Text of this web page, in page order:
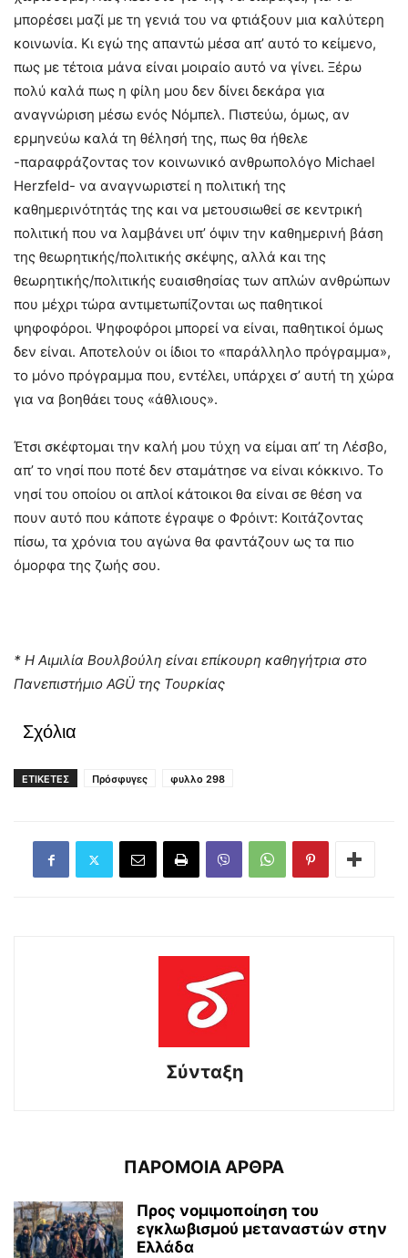
μπορέσει μαζί με τη γενιά του να φτιάξουν μια καλύτερη
κοινωνία. Κι εγώ της απαντώ μέσα απ’ αυτό το κείμενο,
πως με τέτοια μάνα είναι μοιραίο αυτό να γίνει. Ξέρω
πολύ καλά πως η φίλη μου δεν δίνει δεκάρα για
αναγνώριση μέσω ενός Νόμπελ. Πιστεύω, όμως, αν
ερμηνεύω καλά τη θέλησή της, πως θα ήθελε
-παραφράζοντας τον κοινωνικό ανθρωπολόγο Michael
Herzfeld- να αναγνωριστεί η πολιτική της
καθημερινότητάς της και να μετουσιωθεί σε κεντρική
πολιτική που να λαμβάνει υπ’ όψιν την καθημερινή βάση
της θεωρητικής/πολιτικής σκέψης, αλλά και της
θεωρητικής/πολιτικής ευαισθησίας των απλών ανθρώπων
που μέχρι τώρα αντιμετωπίζονται ως παθητικοί
ψηφοφόροι. Ψηφοφόροι μπορεί να είναι, παθητικοί όμως
δεν είναι. Αποτελούν οι ίδιοι το «παράλληλο πρόγραμμα»,
το μόνο πρόγραμμα που, εντέλει, υπάρχει σ’ αυτή τη χώρα
για να βοηθάει τους «άθλιους».
Έτσι σκέφτομαι την καλή μου τύχη να είμαι απ’ τη Λέσβο,
απ’ το νησί που ποτέ δεν σταμάτησε να είναι κόκκινο. Το
νησί του οποίου οι απλοί κάτοικοι θα είναι σε θέση να
πουν αυτό που κάποτε έγραψε ο Φρόιντ: Κοιτάζοντας
πίσω, τα χρόνια του αγώνα θα φαντάζουν ως τα πιο
όμορφα της ζωής σου.
* Η Αιμιλία Βουλβούλη είναι επίκουρη καθηγήτρια στο
Πανεπιστήμιο AGÜ της Τουρκίας
Σχόλια
ΕΤΙΚΕΤΕΣ Πρόσφυγες φυλλο 298
Σύνταξη
ΠΑΡΟΜΟΙΑ ΑΡΘΡΑ
Προς νομιμοποίηση του
εγκλωβισμού μεταναστών στην
Ελλάδα